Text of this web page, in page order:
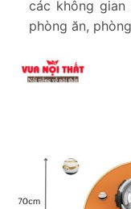
các không gian
phòng ăn,